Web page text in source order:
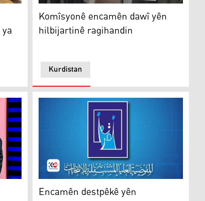
Bilind a Serbixwe ya Hilbijartinan dike
Komîsyonê encamên dawî yên hilbijartinê
Kurdistan
Komîsyonê encamên dawî yên
hilbijartinê ragihandin
Kurdistanê de bin
Kurdistanê de azadî, demokrasî û Gelê
Encamên destpêkê yên hilbijartinan îro li
Encamên destpêkê yên